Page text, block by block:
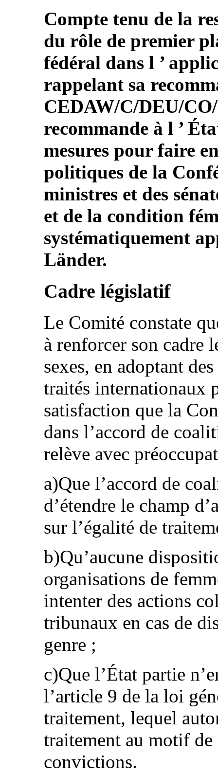
Compte tenu de la
du rôle de premier
fédéral dans l ’
rappelant sa
CEDAW/C/DEU/
recommande à l ’
mesures pour faire
politiques de la
ministres et des
et de la condition
systématiquement
Länder.
Cadre législatif
Le Comité constate
à renforcer son cadre
sexes, en adoptant
traités internationaux
satisfaction que la
dans l’accord de
relève avec
a)Que l’accord de
d’étendre le champ
sur l’égalité de
b)Qu’aucune
organisations de
intenter des actions
tribunaux en cas de
genre ;
c)Que l’État partie
l’article 9 de la loi
traitement, lequel
traitement au motif
convictions.